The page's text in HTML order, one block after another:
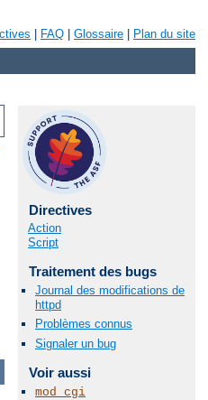
FAQ Glossaire Plan du site
Directives
Action
Script
Traitement des bugs
Journal des modifications de
httpd
Problèmes connus
Signaler un bug
Voir aussi
mod_cgi